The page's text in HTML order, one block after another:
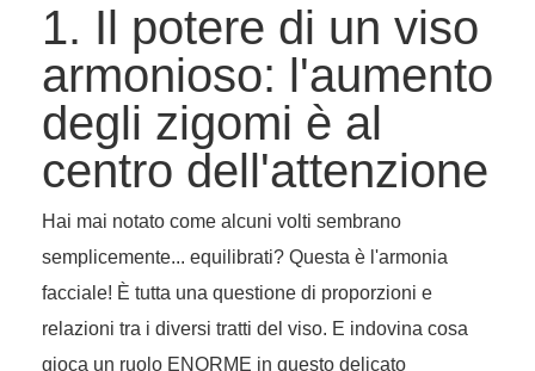
1. Il potere di un viso
armonioso: l'aumento
degli zigomi è al
centro dell'attenzione
Hai mai notato come alcuni volti sembrano
semplicemente... equilibrati? Questa è l'armonia
facciale! È tutta una questione di proporzioni e
relazioni tra i diversi tratti del viso. E indovina cosa
gioca un ruolo ENORME in questo delicato